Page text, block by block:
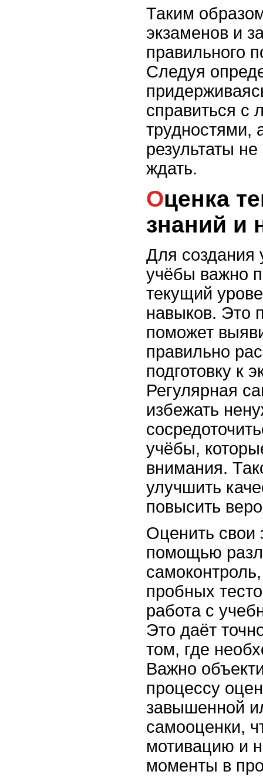
Таким
экзаменов и
правильного
Следуя
справиться с
трудностями,
результаты
ждать.
Оценка текущего уровня
знаний и
Для создания
учёбы важно
текущий
навыков. Это
поможет
правильно
подготовку к
Регулярная
избежать
учёбы,
внимания.
улучшить
повысить
Оценить свои
помощью
пробных
работа с
Это даёт
том, где
Важно
процессу
завышенной
самооценки,
мотивацию и
моменты в